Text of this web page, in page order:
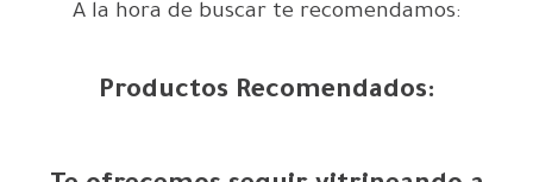
A la hora de buscar te recomendamos:
Productos Recomendados: